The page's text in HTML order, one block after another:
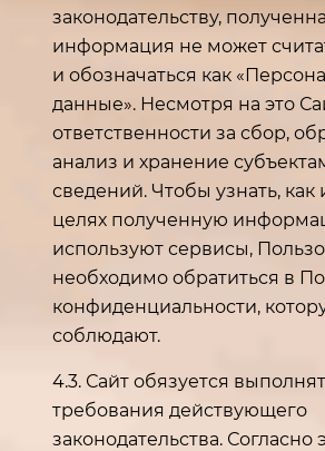
законодательству,
информация не может
и обозначаться как
данные». Несмотря на это
ответственности за сбор,
анализ и хранение
сведений. Чтобы узнать, как
целях полученную
используют сервисы,
необходимо обратиться в
конфиденциальности,
соблюдают.
4.3. Сайт обязуется
требования действующего
законодательства. Согласно